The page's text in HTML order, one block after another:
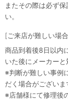
またその際は必ず
い。
[ご来店が難しい場
商品到着後8日以内
いた後にメーカーと
※判断が難しい事例
だく場合がございま
※店舗様にて修理後